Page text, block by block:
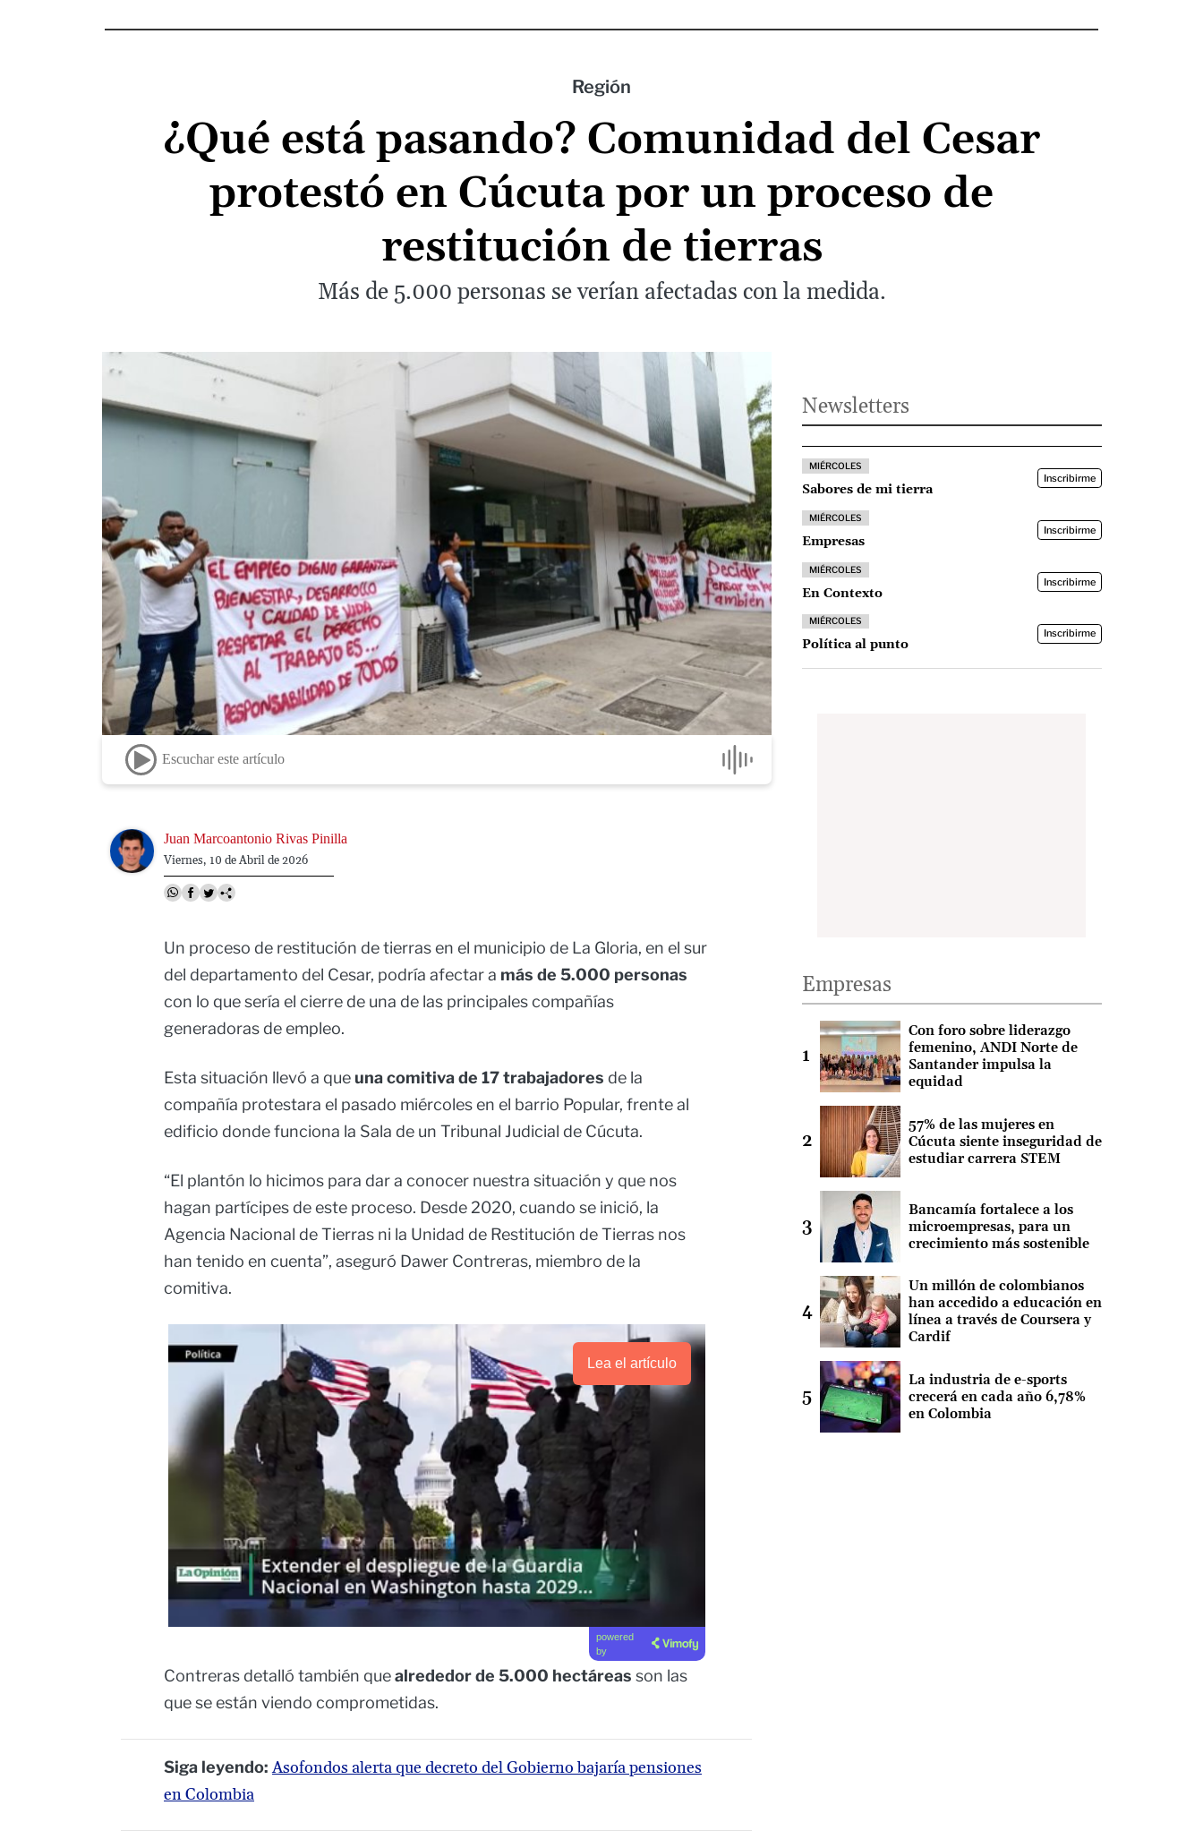
Región
¿Qué está pasando? Comunidad del Cesar
protestó en Cúcuta por un proceso de
restitución de tierras
Más de 5.000 personas se verían afectadas con la medida.
Escuchar este artículo
Image Juan Marcoantonio Rivas Pinilla
Viernes, 10 de Abril de 2026
Un proceso de restitución de tierras en el municipio de La Gloria, en el sur
del departamento del Cesar, podría afectar a más de 5.000 personas
con lo que sería el cierre de una de las principales compañías
generadoras de empleo.
Esta situación llevó a que una comitiva de 17 trabajadores de la
compañía protestara el pasado miércoles en el barrio Popular, frente al
edificio donde funciona la Sala de un Tribunal Judicial de Cúcuta.
“El plantón lo hicimos para dar a conocer nuestra situación y que nos
hagan partícipes de este proceso. Desde 2020, cuando se inició, la
Agencia Nacional de Tierras ni la Unidad de Restitución de Tierras nos
han tenido en cuenta”, aseguró Dawer Contreras, miembro de la
comitiva.
Lea el artículo
powered
by
Contreras detalló también quealrededor de 5.000 hectáreas son las
que se están viendo comprometidas.
Siga leyendo: Asofondos alerta que decreto del Gobierno bajaría pensiones
en Colombia
Newsletters
MIÉRCOLES
Sabores de mi tierra
Inscribirme
MIÉRCOLES
Empresas
Inscribirme
MIÉRCOLES
En Contexto
Inscribirme
MIÉRCOLES
Política al punto
Inscribirme
Empresas
Con foro sobre liderazgo
femenino, ANDI Norte de
Santander impulsa la
equidad
57% de las mujeres en
Cúcuta siente inseguridad de
estudiar carrera STEM
Bancamía fortalece a los
microempresas, para un
crecimiento más sostenible
Un millón de colombianos
han accedido a educación en
línea a través de Coursera y
Cardif
La industria de e-sports
crecerá en cada año 6,78%
en Colombia